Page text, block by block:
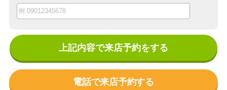
上記内容で来店予約をする
電話で来店予約する